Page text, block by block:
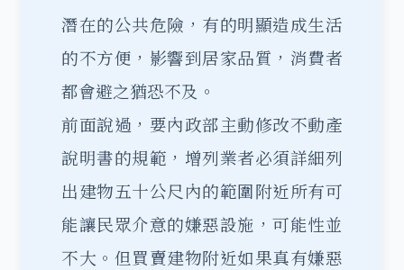
潛在的公共危險，有的明顯造成生活
的不方便，影響到居家品質，消費者
都會避之猶恐不及。
前面說過，要內政部主動修改不動產
說明書的規範，增列業者必須詳細列
出建物五十公尺內的範圍附近所有可
能讓民眾介意的嫌惡設施，可能性並
不大。但買賣建物附近如果真有嫌惡